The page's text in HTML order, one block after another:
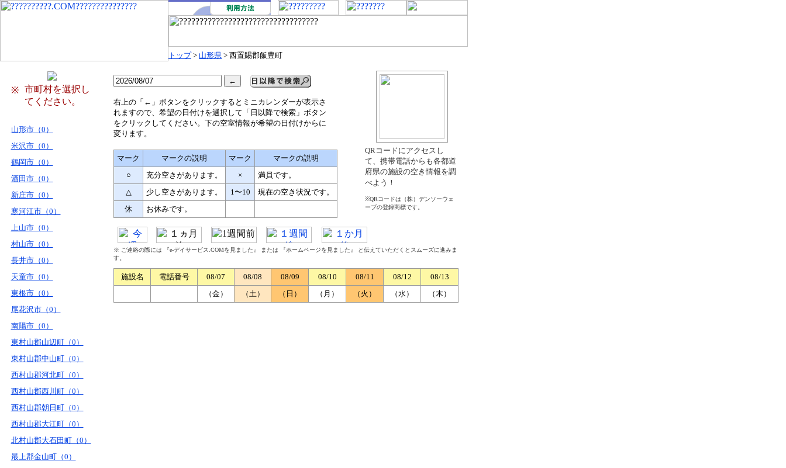
トップ> 山形県 > 西置賜郡飯豊町
※
市町村を選択し
てください。
山形市（0）
米沢市（0）
鶴岡市（0）
酒田市（0）
新庄市（0）
寒河江市（0）
上山市（0）
村山市（0）
長井市（0）
天童市（0）
東根市（0）
尾花沢市（0）
南陽市（0）
東村山郡山辺町（0）
東村山郡中山町（0）
西村山郡河北町（0）
西村山郡西川町（0）
西村山郡朝日町（0）
西村山郡大江町（0）
北村山郡大石田町（0）
最上郡金山町（0）
右上の「←」ボタンをクリックするとミニカレンダーが表示さ
れますので、希望の日付けを選択して「日以降で検索」ボタン
をクリックしてください。下の空室情報が希望の日付けからに
変ります。
マーク マークの説明 マーク
マークの説明
○
充分空きがあります。 ×
満員です。
△
少し空きがあります。 1〜10
現在の空き状況です。
休
お休みです。
QRコードにアクセスし
て、携帯電話からも各都道
府県の施設の空き情報を調
べよう！
※QRコードは（株）デンソーウェ
ーブの登録商標です。
※ ご連絡の際には 『e-デイサービス.COMを見ました』 または 『ホームページを見ました』 と伝えていただくとスムーズに進みま
す。
施設名 電話番号 08/07 08/08 08/09 08/10 08/11 08/12
08/13
（金）
（土） （日） （月） （火） （水） （木）